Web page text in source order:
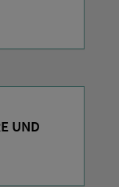
UND